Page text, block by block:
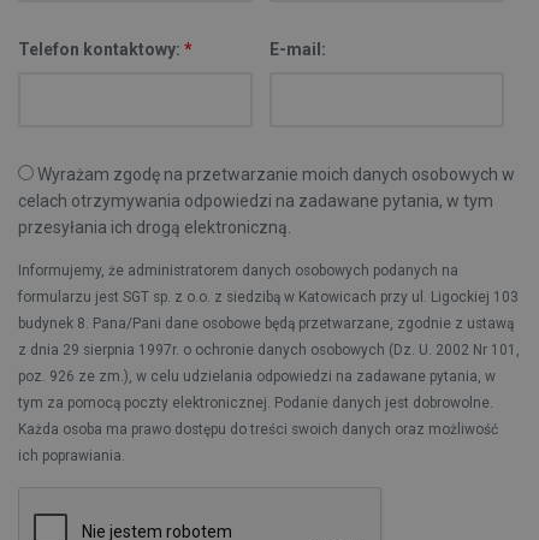
Telefon kontaktowy: * E-mail:
Wyrażam zgodę na przetwarzanie moich danych osobowych w
celach otrzymywania odpowiedzi na zadawane pytania, w tym
przesyłania ich drogą elektroniczną.
Informujemy, że administratorem danych osobowych podanych na
formularzu jest SGT sp. z o.o. z siedzibą w Katowicach przy ul. Ligockiej 103
budynek 8. Pana/Pani dane osobowe będą przetwarzane, zgodnie z ustawą
z dnia 29 sierpnia 1997r. o ochronie danych osobowych (Dz. U. 2002 Nr 101,
poz. 926 ze zm.), w celu udzielania odpowiedzi na zadawane pytania, w
tym za pomocą poczty elektronicznej. Podanie danych jest dobrowolne.
Każda osoba ma prawo dostępu do treści swoich danych oraz możliwość
ich poprawiania.